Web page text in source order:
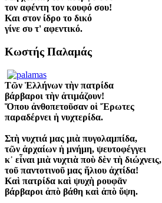
τον αφέντη τον κουφό σου!
Kαι στον ίδρο το δικό
γίνε συ τ' αφεντικό.
Κωστής Παλαμάς
Τῶν Ἑλλήνων τὴν πατρίδα
βάρβαροι τὴν ἀτιμάζουν!
Ὅπου ἀνθοπετοῦσαν οἱ Ἔρωτες
παραδέρνει ἡ νυχτερίδα.
Στὴ νυχτιά μας μιὰ πυγολαμπίδα,
τῶν ἀρχαίων ἡ μνήμη, ψευτοφέγγει
κ᾿ εἶναι μιὰ νυχτιὰ ποὺ δὲν τὴ διώχνεις,
τοῦ παντοτινοῦ μας ἥλιου ἀχτίδα!
Καὶ πατρίδα καὶ ψυχὴ ρουφᾶν
βάρβαροι ἀπὸ βάθη καὶ ἀπὸ ὕψη.